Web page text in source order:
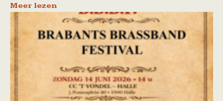
Meer lezen